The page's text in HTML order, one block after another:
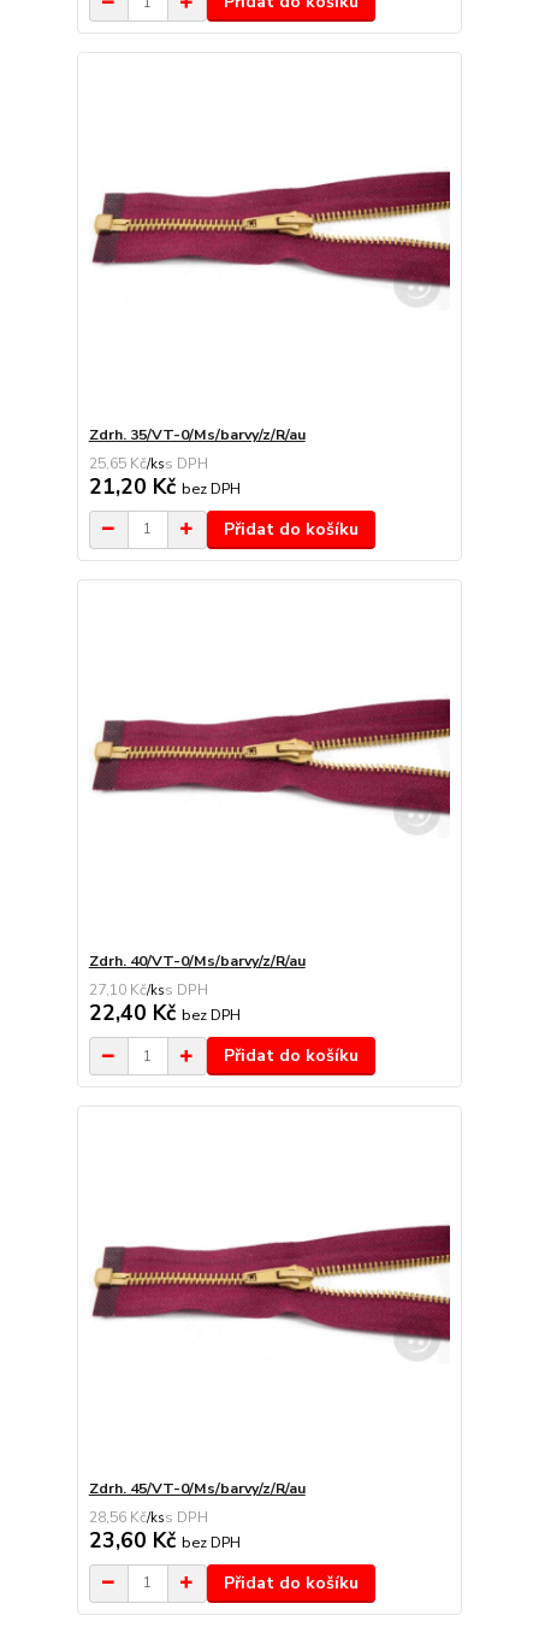
Zdrh. 35/VT-0/Ms/barvy/z/R/au
25,65 Kč/ks
21,20 Kč bez DPH
Přidat do košíku
Zdrh. 40/VT-0/Ms/barvy/z/R/au
27,10 Kč/ks
22,40 Kč bez DPH
Přidat do košíku
Zdrh. 45/VT-0/Ms/barvy/z/R/au
28,56 Kč/ks
23,60 Kč bez DPH
Přidat do košíku